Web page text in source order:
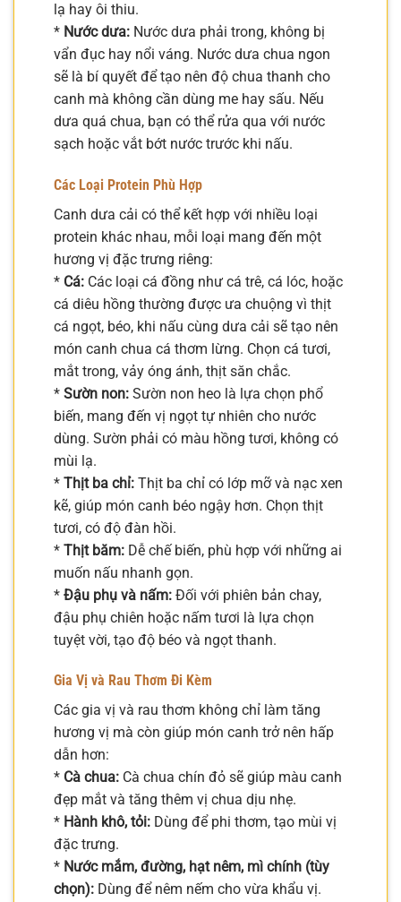
lạ hay ôi thiu.
* Nước dưa: Nước dưa phải trong, không bị
vẩn đục hay nổi váng. Nước dưa chua ngon
sẽ là bí quyết để tạo nên độ chua thanh cho
canh mà không cần dùng me hay sấu. Nếu
dưa quá chua, bạn có thể rửa qua với nước
sạch hoặc vắt bớt nước trước khi nấu.
Các Loại Protein Phù Hợp
Canh dưa cải có thể kết hợp với nhiều loại
protein khác nhau, mỗi loại mang đến một
hương vị đặc trưng riêng:
* Cá: Các loại cá đồng như cá trê, cá lóc, hoặc
cá diêu hồng thường được ưa chuộng vì thịt
cá ngọt, béo, khi nấu cùng dưa cải sẽ tạo nên
món canh chua cá thơm lừng. Chọn cá tươi,
mắt trong, vảy óng ánh, thịt săn chắc.
* Sườn non: Sườn non heo là lựa chọn phổ
biến, mang đến vị ngọt tự nhiên cho nước
dùng. Sườn phải có màu hồng tươi, không có
mùi lạ.
* Thịt ba chỉ: Thịt ba chỉ có lớp mỡ và nạc xen
kẽ, giúp món canh béo ngậy hơn. Chọn thịt
tươi, có độ đàn hồi.
* Thịt băm: Dễ chế biến, phù hợp với những ai
muốn nấu nhanh gọn.
* Đậu phụ và nấm: Đối với phiên bản chay,
đậu phụ chiên hoặc nấm tươi là lựa chọn
tuyệt vời, tạo độ béo và ngọt thanh.
Gia Vị và Rau Thơm Đi Kèm
Các gia vị và rau thơm không chỉ làm tăng
hương vị mà còn giúp món canh trở nên hấp
dẫn hơn:
* Cà chua: Cà chua chín đỏ sẽ giúp màu canh
đẹp mắt và tăng thêm vị chua dịu nhẹ.
* Hành khô, tỏi: Dùng để phi thơm, tạo mùi vị
đặc trưng.
* Nước mắm, đường, hạt nêm, mì chính (tùy
chọn): Dùng để nêm nếm cho vừa khẩu vị.